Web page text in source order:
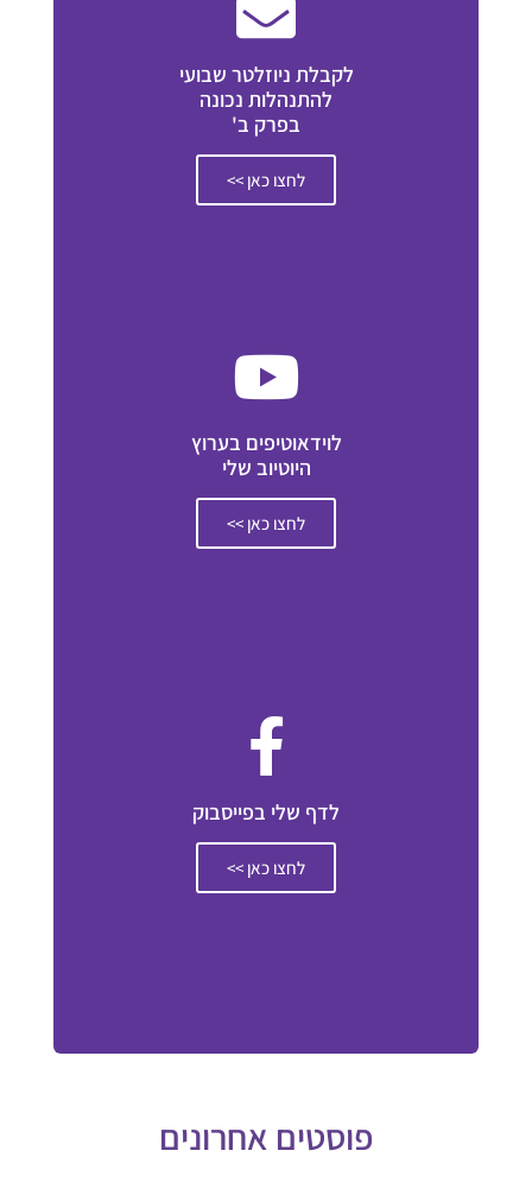
לקבלת ניוזלטר שבועי
להתנהלות נכונה
בפרק ב'
לחצו כאן >>
לוידאוטיפים בערוץ
היוטיוב שלי
לחצו כאן >>
לדף שלי בפייסבוק
לחצו כאן >>
פוסטים אחרונים